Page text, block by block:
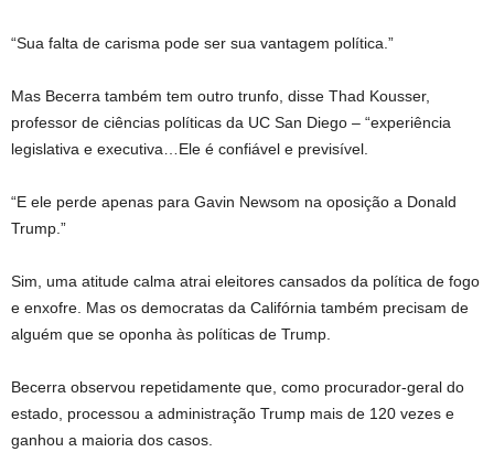
“Sua falta de carisma pode ser sua vantagem política.”
Mas Becerra também tem outro trunfo, disse Thad Kousser,
professor de ciências políticas da UC San Diego – “experiência
legislativa e executiva…Ele é confiável e previsível.
“E ele perde apenas para Gavin Newsom na oposição a Donald
Trump.”
Sim, uma atitude calma atrai eleitores cansados ​​da política de fogo
e enxofre. Mas os democratas da Califórnia também precisam de
alguém que se oponha às políticas de Trump.
Becerra observou repetidamente que, como procurador-geral do
estado, processou a administração Trump mais de 120 vezes e
ganhou a maioria dos casos.